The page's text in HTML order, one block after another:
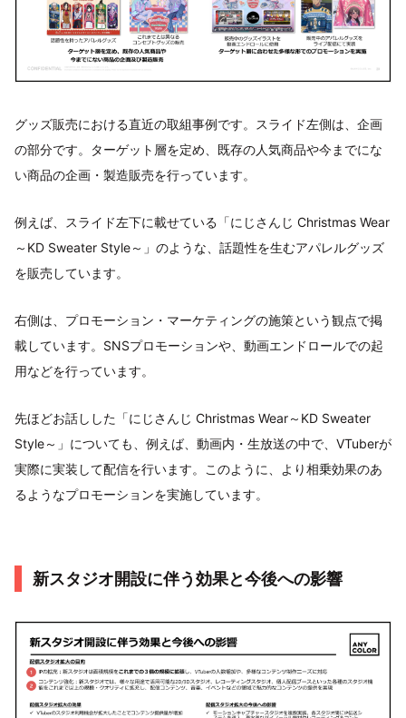
グッズ販売における直近の取組事例です。スライド左側は、企画
の部分です。ターゲット層を定め、既存の人気商品や今までにな
い商品の企画・製造販売を行っています。
例えば、スライド左下に載せている「にじさんじ Christmas Wear
～KD Sweater Style～」のような、話題性を生むアパレルグッズ
を販売しています。
右側は、プロモーション・マーケティングの施策という観点で掲
載しています。SNSプロモーションや、動画エンドロールでの起
用などを行っています。
先ほどお話しした「にじさんじ Christmas Wear～KD Sweater
Style～」についても、例えば、動画内・生放送の中で、VTuberが
実際に実装して配信を行います。このように、より相乗効果のあ
るようなプロモーションを実施しています。
新スタジオ開設に伴う効果と今後への影響